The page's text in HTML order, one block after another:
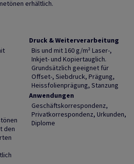
erhältlich.
den
Druck & Weiterverarbeitung
Bis und mit 160 g/m² Laser-,
Inkjet- und Kopiertauglich.
Grundsätzlich geeignet für
Offset-, Siebdruck, Prägung,
Heissfolienprägung, Stanzung
Anwendungen
Geschäftskorrespondenz,
Privatkorrespondenz, Urkunden,
Diplome